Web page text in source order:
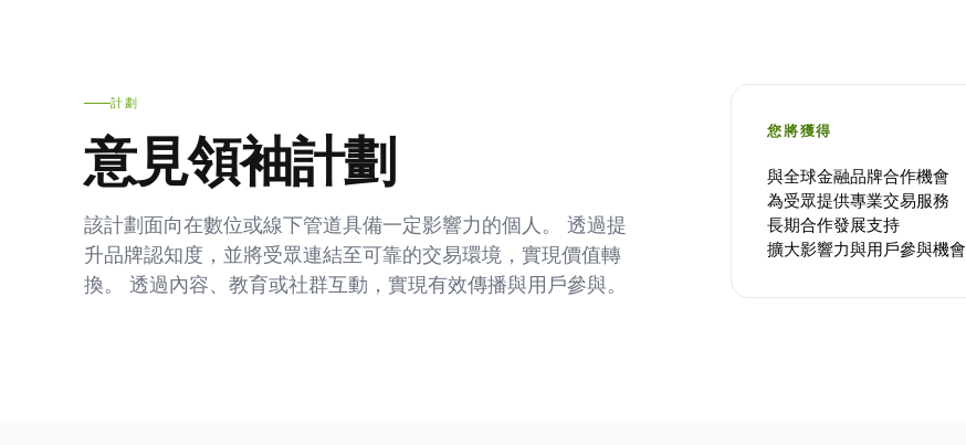
計劃
意見領袖計劃
該計劃面向在數位或線下管道具備一定影響力的個人。 透過提
升品牌認知度，並將受眾連結至可靠的交易環境，實現價值轉
換。 透過內容、教育或社群互動，實現有效傳播與用戶參與。
您將獲得
與全球金融品牌合作機會
為受眾提供專業交易服務
長期合作發展支持
擴大影響力與用戶參與機會